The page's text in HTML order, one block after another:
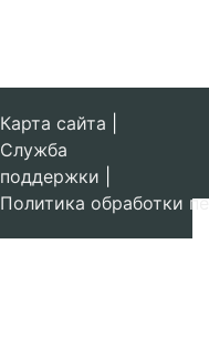
Карта сайта
Служба
поддержки
Политика обработки